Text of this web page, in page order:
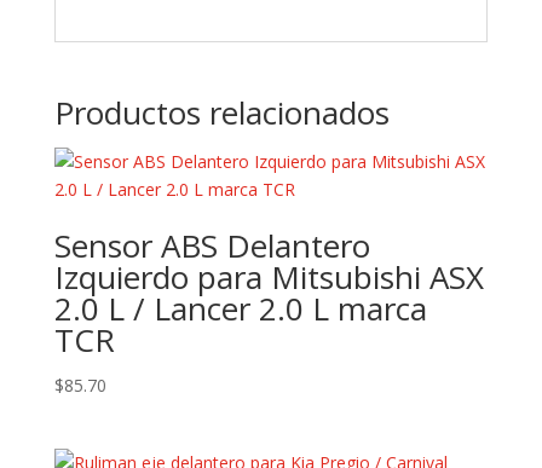
Productos relacionados
Sensor ABS Delantero
Izquierdo para Mitsubishi ASX
2.0 L / Lancer 2.0 L marca
TCR
$85.70